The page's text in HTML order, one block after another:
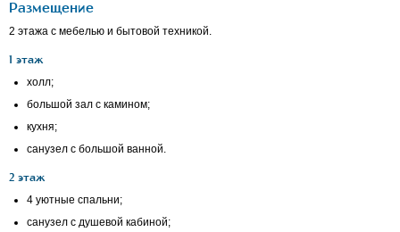
Размещение
2 этажа с мебелью и бытовой техникой.
1 этаж
холл;
большой зал с камином;
кухня;
санузел с большой ванной.
2 этаж
4 уютные спальни;
санузел с душевой кабиной;